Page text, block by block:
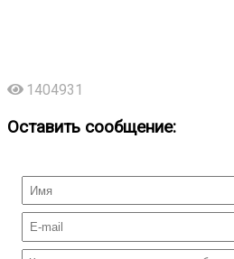
1404931
Оставить сообщение: